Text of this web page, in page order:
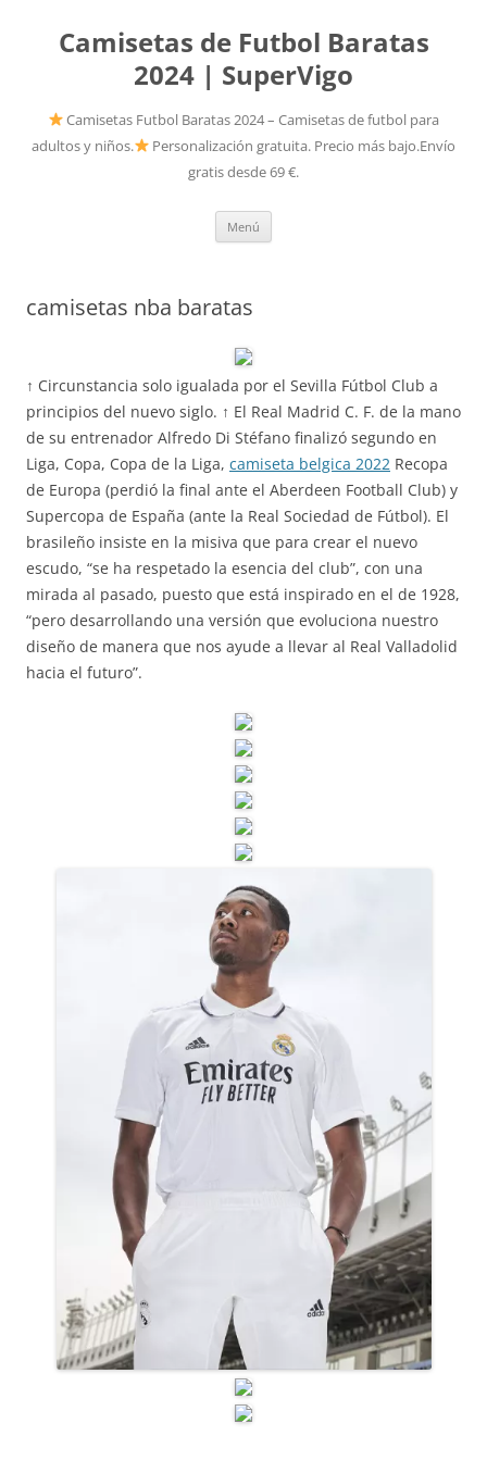
Camisetas de Futbol Baratas
2024 | SuperVigo
Camisetas Futbol Baratas 2024 – Camisetas de futbol para
adultos y niños.
Personalización gratuita. Precio más bajo.Envío
gratis desde 69 €.
Menú
camisetas nba baratas
↑ Circunstancia solo igualada por el Sevilla Fútbol Club a
principios del nuevo siglo. ↑ El Real Madrid C. F. de la mano
de su entrenador Alfredo Di Stéfano finalizó segundo en
Liga, Copa, Copa de la Liga, camiseta belgica 2022 Recopa
de Europa (perdió la final ante el Aberdeen Football Club) y
Supercopa de España (ante la Real Sociedad de Fútbol). El
brasileño insiste en la misiva que para crear el nuevo
escudo, “se ha respetado la esencia del club”, con una
mirada al pasado, puesto que está inspirado en el de 1928,
“pero desarrollando una versión que evoluciona nuestro
diseño de manera que nos ayude a llevar al Real Valladolid
hacia el futuro”.